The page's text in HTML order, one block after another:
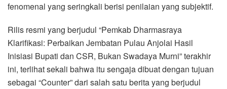
fenomenal yang seringkali berisi penilaian yang subjektif.
Rilis resmi yang berjudul “Pemkab Dharmasraya
Klarifikasi: Perbaikan Jembatan Pulau Anjolai Hasil
Inisiasi Bupati dan CSR, Bukan Swadaya Murni” terakhir
ini, terlihat sekali bahwa itu sengaja dibuat dengan tujuan
sebagai “Counter” dari salah satu berita yang berjudul